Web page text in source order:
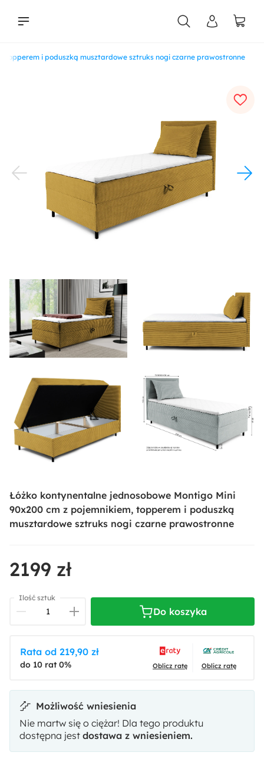
topperem i poduszką musztardowe sztruks nogi czarne prawostronne
Łóżko kontynentalne jednosobowe Montigo Mini
90x200 cm z pojemnikiem, topperem i poduszką
musztardowe sztruks nogi czarne prawostronne
2199 zł
Ilość sztuk
Do koszyka
Rata od 219,90 zł
do 10 rat 0% Oblicz ratę Oblicz ratę
Możliwość wniesienia
Nie martw się o ciężar! Dla tego produktu
dostępna jest dostawa z wniesieniem.